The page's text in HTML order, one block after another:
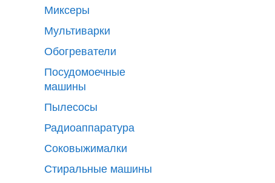
Миксеры
Мультиварки
Обогреватели
Посудомоечные
машины
Пылесосы
Радиоаппаратура
Соковыжималки
Стиральные машины